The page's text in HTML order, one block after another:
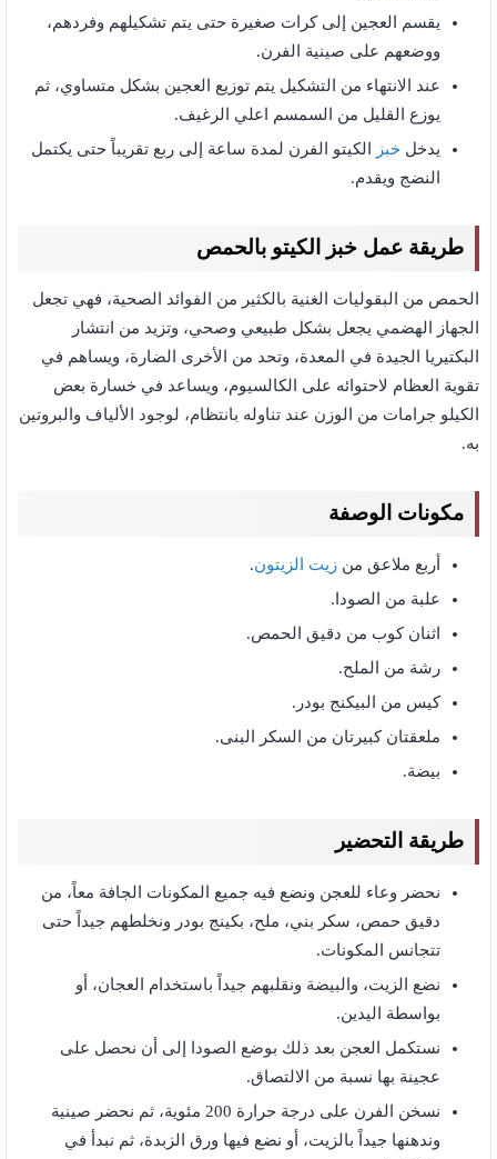
يقسم العجين إلى كرات صغيرة حتى يتم تشكيلهم وفردهم،
ووضعهم على صينية الفرن.
عند الانتهاء من التشكيل يتم توزيع العجين بشكل متساوي، ثم
يوزع القليل من السمسم اعلي الرغيف.
يدخل خبز
الكيتو الفرن لمدة ساعة إلى ربع تقريباً حتى يكتمل
النضج ويقدم.
طريقة عمل خبز الكيتو بالحمص
الحمص من البقوليات الغنية بالكثير من الفوائد الصحية، فهي تجعل
الجهاز الهضمي يجعل بشكل طبيعي وصحي، وتزيد من انتشار
البكتيريا الجيدة في المعدة، وتحد من الأخرى الضارة، ويساهم في
تقوية العظام لاحتوائه على الكالسيوم، ويساعد في خسارة بعض
الكيلو جرامات من الوزن عند تناوله بانتظام، لوجود الألياف والبروتين
به.
مكونات الوصفة
أربع ملاعق من زيت الزيتون.
علبة من الصودا.
اثنان كوب من دقيق الحمص.
رشة من الملح.
كيس من البيكنج بودر.
ملعقتان كبيرتان من السكر البنى.
بيضة.
طريقة التحضير
نحضر وعاء للعجن ونضع فيه جميع المكونات الجافة معاً، من
دقيق حمص، سكر بني، ملح، بكينج بودر ونخلطهم جيداً حتى
تتجانس المكونات.
نضع الزيت، والبيضة ونقلبهم جيداً باستخدام العجان، أو
بواسطة اليدين.
نستكمل العجن بعد ذلك بوضع الصودا إلى أن نحصل على
عجينة بها نسبة من الالتصاق.
نسخن الفرن على درجة حرارة 200 مئوية، ثم نحضر صينية
وندهنها جيداً بالزيت، أو نضع فيها ورق الزبدة، ثم نبدأ في